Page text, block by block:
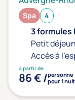
Spa 4
3 formules
Petit
Accès à
à partir de
86 € /personne
pour 1 nuit